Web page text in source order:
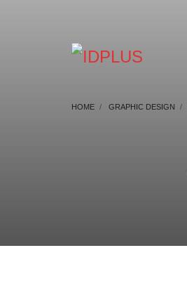
HOME GRAPHIC DESIGN